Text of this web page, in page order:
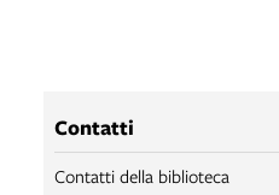
Contatti
Contatti della biblioteca